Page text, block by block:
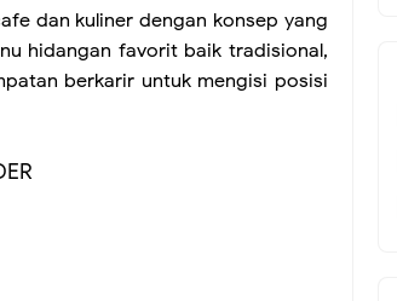
dan kuliner dengan konsep yang
hidangan favorit baik tradisional,
berkarir untuk mengisi posisi